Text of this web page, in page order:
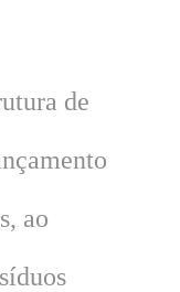
de
ao